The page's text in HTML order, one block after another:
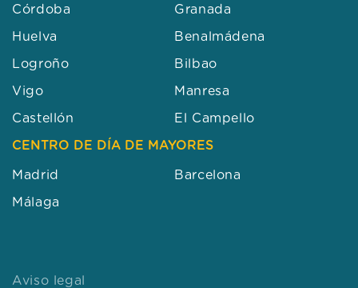
Córdoba Granada
Huelva Benalmádena
Logroño Bilbao
Vigo Manresa
Castellón El Campello
CENTRO DE DÍA DE MAYORES
Madrid Barcelona
Málaga
Aviso legal